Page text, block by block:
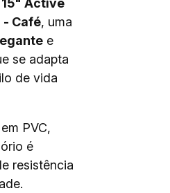
Active
- Café, uma
e
se adapta
de vida
PVC,
é
resistência